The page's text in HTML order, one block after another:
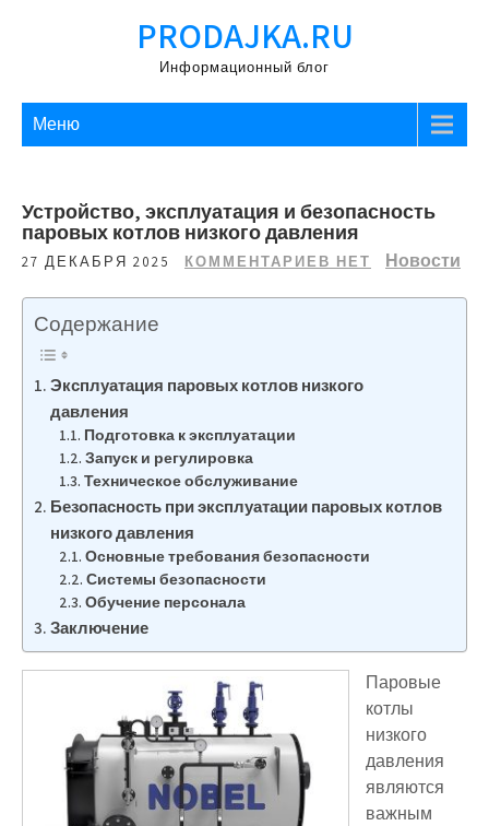
PRODAJKA.RU
Информационный блог
Меню
Устройство, эксплуатация и безопасность
паровых котлов низкого давления
27 ДЕКАБРЯ 2025 КОММЕНТАРИЕВ НЕТ Новости
Содержание
Эксплуатация паровых котлов низкого
давления
Подготовка к эксплуатации
Запуск и регулировка
Техническое обслуживание
Безопасность при эксплуатации паровых котлов
низкого давления
Основные требования безопасности
Системы безопасности
Обучение персонала
Заключение
Паровые
котлы
низкого
давления
являются
важным